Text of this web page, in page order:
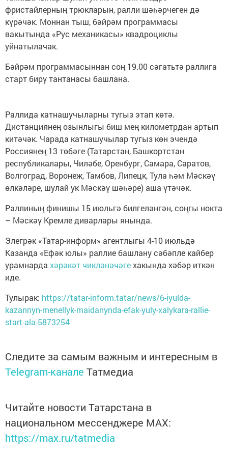
фристайлерның трюкларын, ралли шәһәрчеген дә
күрәчәк. Моннан тыш, бәйрәм программасы
вакытында «Рус механикасы» квадроциклы
уйнатылачак.
Бәйрәм программасыннан соң 19.00 сәгатьтә раллига
старт бирү тантанасы башлана.
Раллида катнашучыларны тугыз этап көтә.
Дистанциянең озынлыгы биш мең километрдан артып
китәчәк. Чарада катнашучылар тугыз көн эчендә
Россиянең 13 төбәге (Татарстан, Башкортстан
республикалары, Чиләбе, Оренбург, Самара, Саратов,
Волгоград, Воронеж, Тамбов, Липецк, Тула һәм Мәскәү
өлкәләре, шулай ук Мәскәү шәһәре) аша үтәчәк.
Раллиның финишы 15 июльгә билгеләнгән, соңгы нокта
– Мәскәү Кремле диварлары янында.
Элегрәк «Татар-информ» агентлыгы 4-10 июльдә
Казанда «Ефәк юлы» раллие башлану сәбәпле кайбер
урамнарда хәрәкәт чикләнәчәгехакында хәбәр иткән
иде.
Тулырак: https://tatar-inform.tatar/news/6-iyulda-
kazannyn-menellyk-maidanynda-efak-yuly-xalykara-rallie-
start-ala-5873254
Следите за самым важным и интересным в
Telegram-канале Татмедиа
Читайте новости Татарстана в
национальном мессенджере MАХ:
https://max.ru/tatmedia